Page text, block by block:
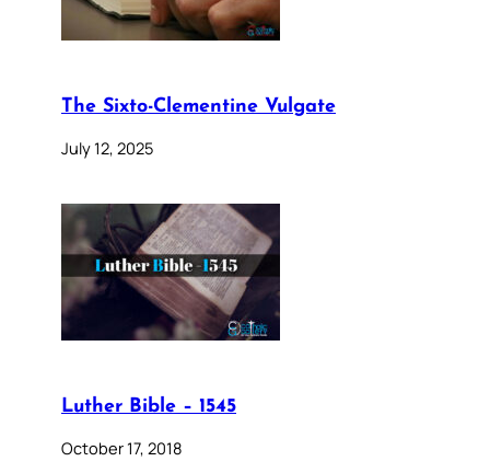
The Sixto-Clementine Vulgate
July 12, 2025
Luther Bible – 1545
October 17, 2018